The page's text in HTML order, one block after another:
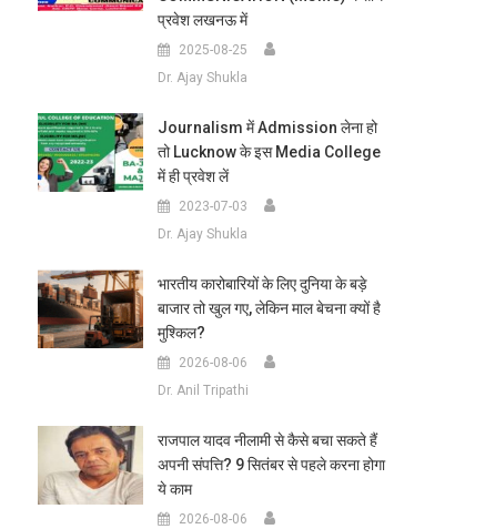
प्रवेश लखनऊ में
2025-08-25
Dr. Ajay Shukla
Journalism में Admission लेना हो
तो Lucknow के इस Media College
में ही प्रवेश लें
2023-07-03
Dr. Ajay Shukla
भारतीय कारोबारियों के लिए दुनिया के बड़े
बाजार तो खुल गए, लेकिन माल बेचना क्यों है
मुश्किल?
2026-08-06
Dr. Anil Tripathi
राजपाल यादव नीलामी से कैसे बचा सकते हैं
अपनी संपत्ति? 9 सितंबर से पहले करना होगा
ये काम
2026-08-06